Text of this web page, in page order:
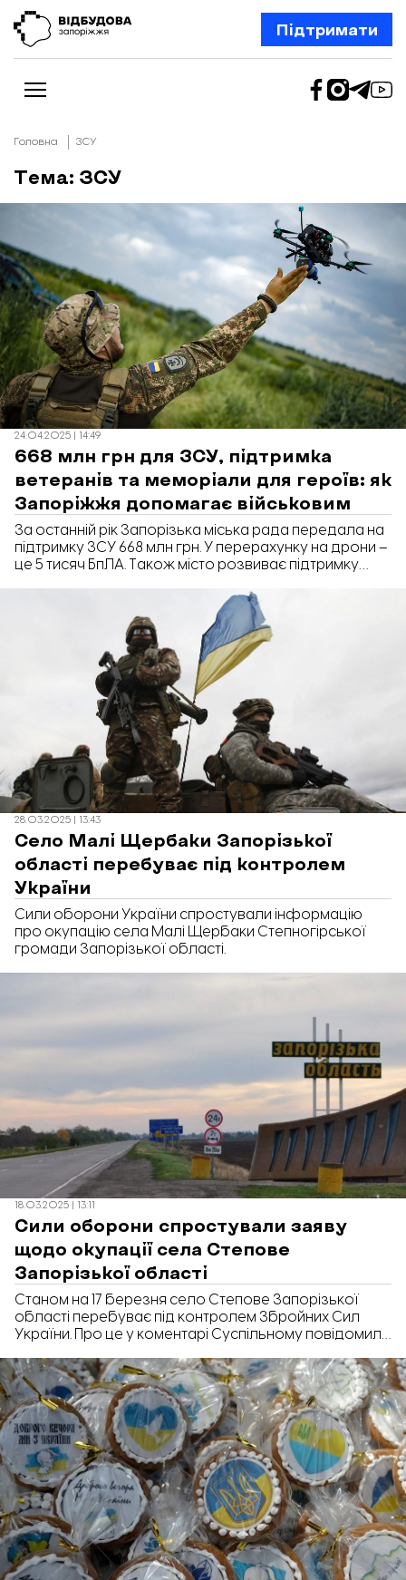
Підтримати
Новини
Відбудова Запоріжжя
Бізнес
Шлях додому
Відбудова. Життя
Колонки
Про нас
Редакційна політика
Головна ЗСУ
Тема: ЗСУ
24.04.2025 | 14:49
668 млн грн для ЗСУ, підтримка
ветеранів та меморіали для героїв: як
Запоріжжя допомагає військовим
За останній рік Запорізька міська рада передала на
підтримку ЗСУ 668 млн грн. У перерахунку на дрони –
це 5 тисяч БпЛА. Також місто розвиває підтримку
час пресконференції «365 днів роботи» повідомила
секретарка міськради Регіна Харченко, передає
«Відбудова. Запоріжжя».
28.03.2025 | 13:43
Село Малі Щербаки Запорізької
області перебуває під контролем
України
Сили оборони України спростували інформацію
про окупацію села Малі Щербаки Степногірської
громади Запорізької області.
18.03.2025 | 13:11
Сили оборони спростували заяву
щодо окупації села Степове
Запорізької області
Станом на 17 березня село Степове Запорізької
області перебуває під контролем Збройних Сил
України. Про це у коментарі Суспільному повідомили
співзасновник сервісу DeepState Руслан Микула.